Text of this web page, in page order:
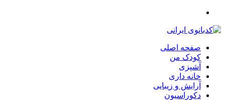
صفحه اصلی
کودک من
آشپزی
خانه داری
آرایش و زیبایی
دکوراسیون